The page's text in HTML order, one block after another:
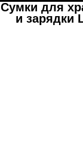
Сумки для
и зарядки